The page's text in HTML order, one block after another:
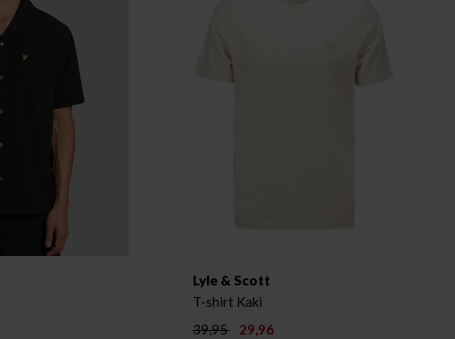
Lyle & Scott
T-shirt Kaki
39,95
29,96